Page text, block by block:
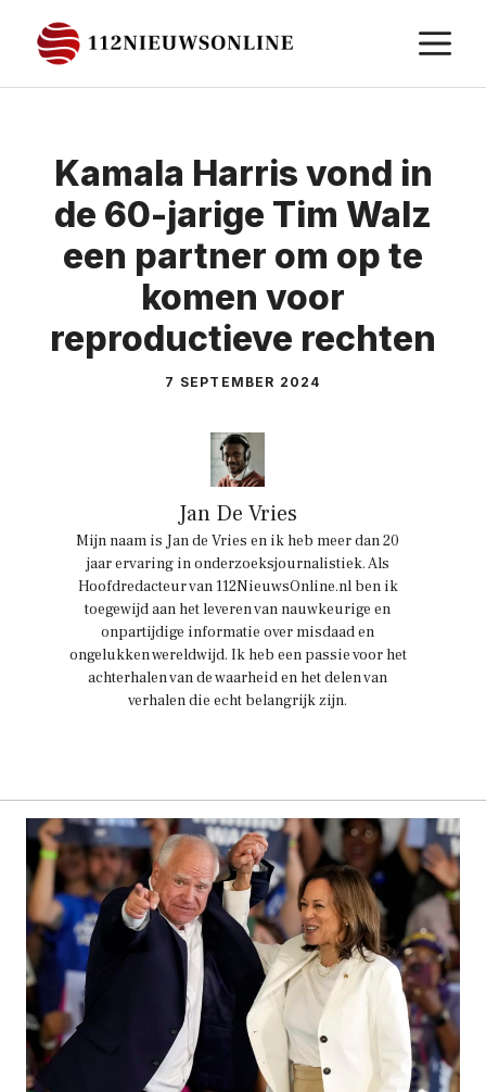
naar
de
Kamala Harris vond in
de 60-jarige Tim Walz
een partner om op te
komen voor
reproductieve rechten
7 SEPTEMBER 2024
Jan De Vries
Mijn naam is Jan de Vries en ik heb meer dan 20
jaar ervaring in onderzoeksjournalistiek. Als
Hoofdredacteur van 112NieuwsOnline.nl ben ik
toegewijd aan het leveren van nauwkeurige en
onpartijdige informatie over misdaad en
ongelukken wereldwijd. Ik heb een passie voor het
achterhalen van de waarheid en het delen van
verhalen die echt belangrijk zijn.